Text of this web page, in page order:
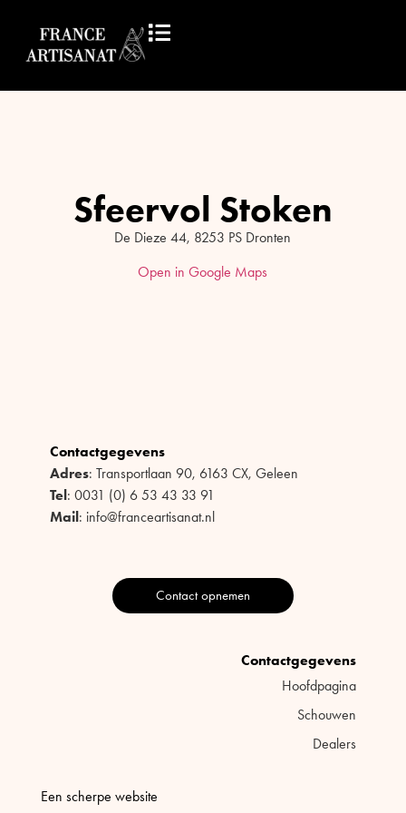
Sfeervol Stoken
De Dieze 44, 8253 PS Dronten
Open in Google Maps
Contactgegevens
Adres: Transportlaan 90, 6163 CX, Geleen
Tel : 0031 (0) 6 53 43 33 91
Mail : info@franceartisanat.nl
Contact opnemen
Contactgegevens
Hoofdpagina
Schouwen
Dealers
Een scherpe website